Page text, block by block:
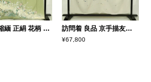
訪問着 縮緬 正絹 花柄 袷仕立て 身丈164cm 裄丈67cm リサイクル着物 着物 共八掛 入学式 卒業式 七五三 お宮参り フォーマル 緑・うぐいす色 訪問着 良品 京手描友禅 縮緬 一つ紋付き 正絹 花柄 袷仕立て 身丈152.5cm 裄丈62.5cm リサイクル着物 着物 刺繍 箔 金彩 入学式 卒業式 七五三 お宮参り フォーマル 上品 グレー
¥67,800